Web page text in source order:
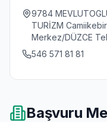
9784
TURİZM
Merkez/DÜZCE
546 571 81 81
Başvuru